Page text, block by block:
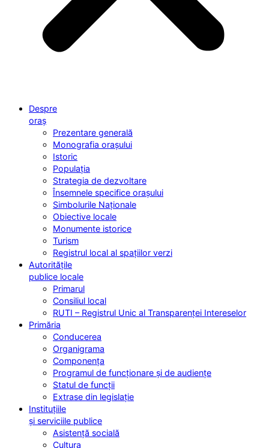
Despre
oraș
Prezentare generală
Monografia orașului
Istoric
Populația
Strategia de dezvoltare
Însemnele specifice orașului
Simbolurile Naționale
Obiective locale
Monumente istorice
Turism
Registrul local al spațiilor verzi
Autoritățile
publice locale
Primarul
Consiliul local
RUTI – Registrul Unic al Transparenței Intereselor
Primăria
Conducerea
Organigrama
Componența
Programul de funcționare și de audiențe
Statul de funcții
Extrase din legislație
Instituțiile
și serviciile publice
Asistență socială
Cultura